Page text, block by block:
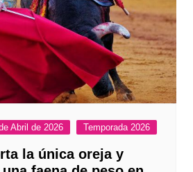
Abril de 2026 Temporada 2026
la única oreja y